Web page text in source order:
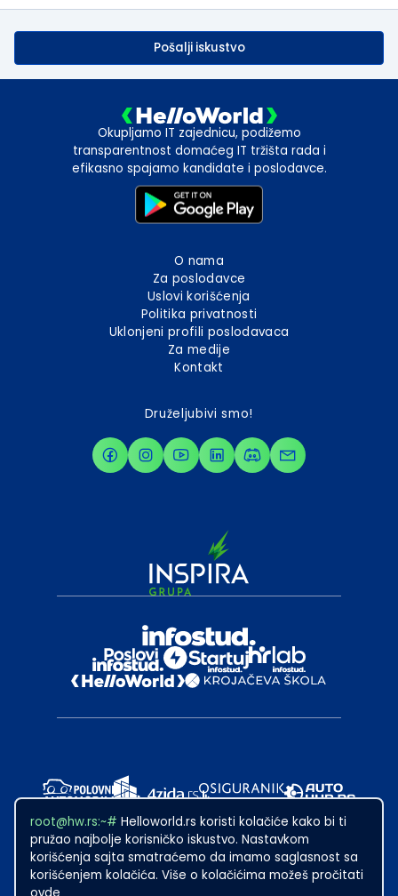
Pošalji iskustvo
root@hw.rs:~# Helloworld.rs koristi kolačiće kako bi ti
pružao najbolje korisničko iskustvo. Nastavkom
korišćenja sajta smatraćemo da imamo saglasnost sa
korišćenjem kolačića. Više o kolačićima možeš pročitati
Okupljamo IT zajednicu, podižemo
transparentnost domaćeg IT tržišta rada i
efikasno spajamo kandidate i poslodavce.
O nama
Za poslodavce
Uslovi korišćenja
Politika privatnosti
Uklonjeni profili poslodavaca
Za medije
Kontakt
Druželjubivi smo!